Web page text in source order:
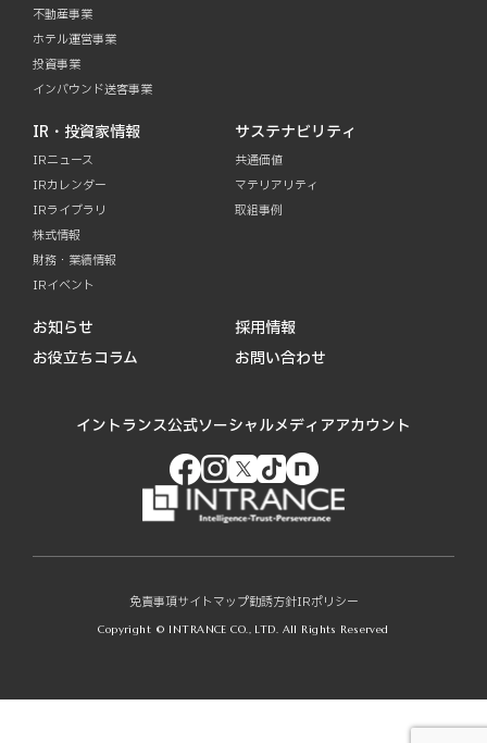
不動産事業
ホテル運営事業
投資事業
インバウンド送客事業
IR・投資家情報
IRニュース
IRカレンダー
IRライブラリ
株式情報
財務・業績情報
IRイベント
サステナビリティ
共通価値
マテリアリティ
取組事例
お知らせ
お役立ちコラム
採用情報
お問い合わせ
イントランス公式ソーシャルメディアアカウント
免責事項サイトマップ勧誘方針IRポリシー
Copyright © INTRANCE CO., LTD. All Rights Reserved